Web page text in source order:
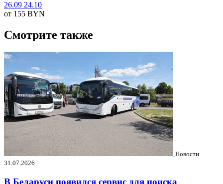
26.09 24.10
от 155 BYN
Смотрите также
Новости
31.07.2026
В Беларуси появился сервис для поиска